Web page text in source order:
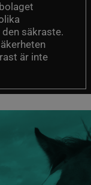
säkraste.
är inte